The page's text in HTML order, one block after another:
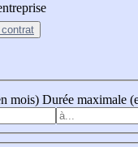
mois) Durée maximale